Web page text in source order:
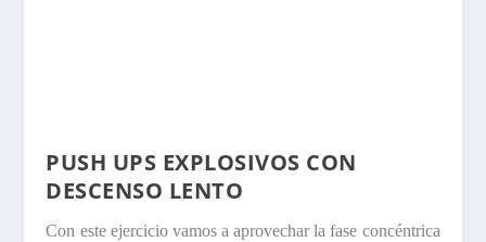
PUSH UPS EXPLOSIVOS CON
DESCENSO LENTO
Con este ejercicio vamos a aprovechar la fase concéntrica